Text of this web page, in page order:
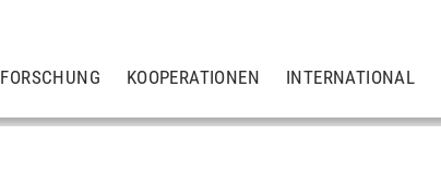
FORSCHUNG KOOPERATIONEN INTERNATIONAL